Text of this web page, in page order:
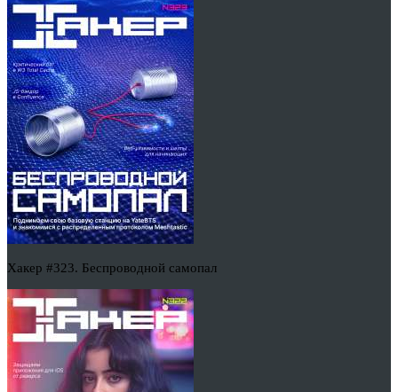
Хакер #323. Беспроводной самопал